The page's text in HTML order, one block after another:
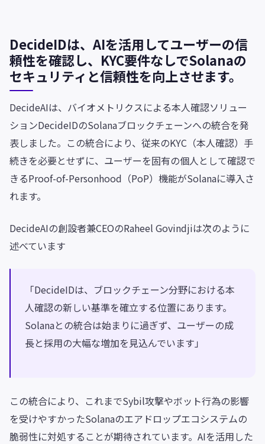
DecideIDは、AIを活用してユーザーの信
頼性を確認し、KYC要件なしでSolanaの
セキュリティと信頼性を向上させます。
DecideAIは、バイオメトリクスによる本人確認ソリュー
ションDecideIDのSolanaブロックチェーンへの統合を発
表しました。この統合により、従来のKYC（本人確認）手
続きを必要とせずに、ユーザーを固有の個人として確認で
きるProof-of-Personhood（PoP）機能がSolanaに導入さ
れます。
DecideAIの創設者兼CEOのRaheel Govindjiは次のように
述べています
「DecideIDは、ブロックチェーン分野における本
人確認の新しい基準を確立する位置にあります。
Solanaとの統合は始まりに過ぎず、ユーザーの成
長と採用の大幅な増加を見込んでいます」
この統合により、これまでSybil攻撃やボット行為の影響
を受けやすかったSolanaのエアドロップエコシステムの
脆弱性に対処することが期待されています。AIを活用した